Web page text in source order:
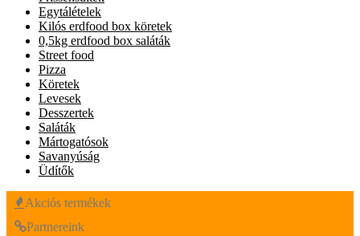
Egytálételek
Kilós erdfood box köretek
0,5kg erdfood box saláták
Street food
Pizza
Köretek
Levesek
Desszertek
Saláták
Mártogatósok
Savanyúság
Üdítők
Akciós termékek
Partnereink